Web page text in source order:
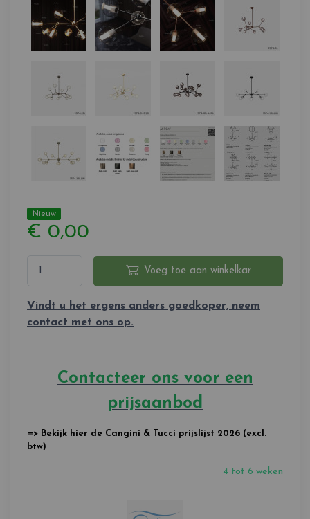
Nieuw
€ 0,00
Voeg toe aan winkelkar
Vindt u het ergens anders goedkoper, neem
contact met ons op.
Contacteer ons voor een
prijsaanbod
=> Bekijk hier de Cangini & Tucci prijslijst 2026 (excl.
btw)
4 tot 6 weken